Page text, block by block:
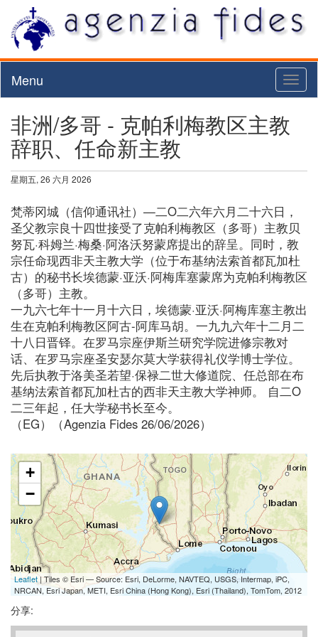
Menu
非洲/多哥 - 克帕利梅教区主教
辞职、任命新主教
星期五, 26 六月 2026
梵蒂冈城（信仰通讯社）—二O二六年六月二十六日，
圣父教宗良十四世接受了克帕利梅教区（多哥）主教贝
努瓦·科姆兰·梅桑·阿洛沃努蒙席提出的辞呈。同时，教
宗任命现西非天主教大学（位于布基纳法索首都瓦加杜
古）的秘书长埃德蒙·亚沃·阿梅库塞蒙席为克帕利梅教区
（多哥）主教。
一九六七年十一月十六日，埃德蒙·亚沃·阿梅库塞主教出
生在克帕利梅教区阿古-阿库马胡。一九九六年十二月二
十八日晋铎。在罗马宗座伊斯兰研究学院进修宗教对
话、在罗马宗座圣安瑟尔莫大学获得礼仪学博士学位。
先后执教于洛美圣若望·保禄二世大修道院、任总部在布
基纳法索首都瓦加杜古的西非天主教大学神师。 自二O
二三年起，任大学秘书长至今。
（EG）（Agenzia Fides 26/06/2026）
+
−
Leaflet| Tiles © Esri — Source: Esri, DeLorme, NAVTEQ, USGS, Intermap, iPC,
NRCAN, Esri Japan, METI, Esri China (Hong Kong), Esri (Thailand), TomTom, 2012
分享: